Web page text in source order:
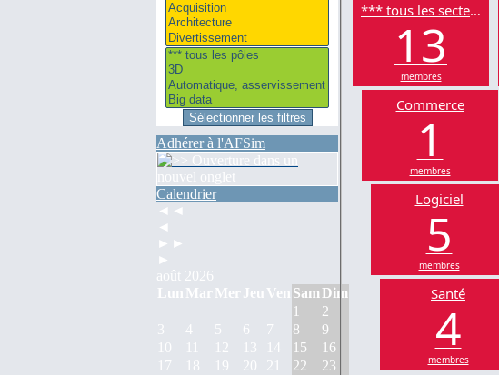
Adhérer à l'AFSim
Calendrier
◄◄
◄
►►
►
août 2026
Lun Mar Mer Jeu Ven Sam Dim
1
2
3
4 5 6 7 8
9
10
11 12 13 14 15
16
17
18 19 20 21 22
23
*** tous les secteurs
13
membres
Commerce
1
membres
Logiciel
5
membres
Santé
4
membres